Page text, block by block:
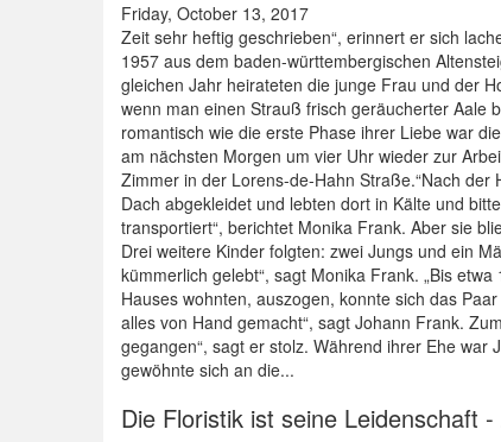
Friday, October 13, 2017
Zeit sehr heftig geschrieben“, erinnert er sich
1957 aus dem baden-württembergischen
gleichen Jahr heirateten die junge Frau und der
wenn man einen Strauß frisch geräucherter Aale
romantisch wie die erste Phase ihrer Liebe war
am nächsten Morgen um vier Uhr wieder zur
Zimmer in der Lorens-de-Hahn Straße.“Nach
Dach abgekleidet und lebten dort in Kälte und
transportiert“, berichtet Monika Frank. Aber sie
Drei weitere Kinder folgten: zwei Jungs und ein
kümmerlich gelebt“, sagt Monika Frank. „Bis
Hauses wohnten, auszogen, konnte sich das
alles von Hand gemacht“, sagt Johann Frank.
gegangen“, sagt er stolz. Während ihrer Ehe
gewöhnte sich an die...
Die Floristik ist seine Leidenschaft